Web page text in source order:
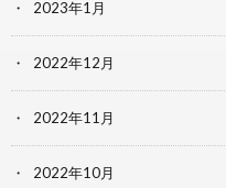
2023年1月
2022年12月
2022年11月
2022年10月